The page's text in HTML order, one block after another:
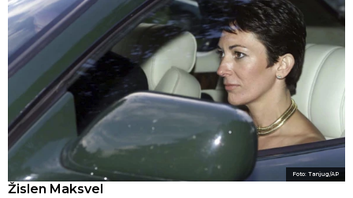
Foto: Tanjug/AP
Žislen Maksvel